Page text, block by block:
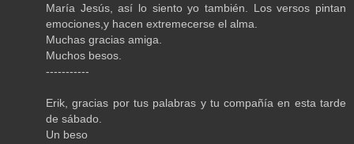
María Jesús, así lo siento yo también. Los versos pintan
emociones,y hacen extremecerse el alma.
Muchas gracias amiga.
Muchos besos.
-----------
Erik, gracias por tus palabras y tu compañía en esta tarde
de sábado.
Un beso